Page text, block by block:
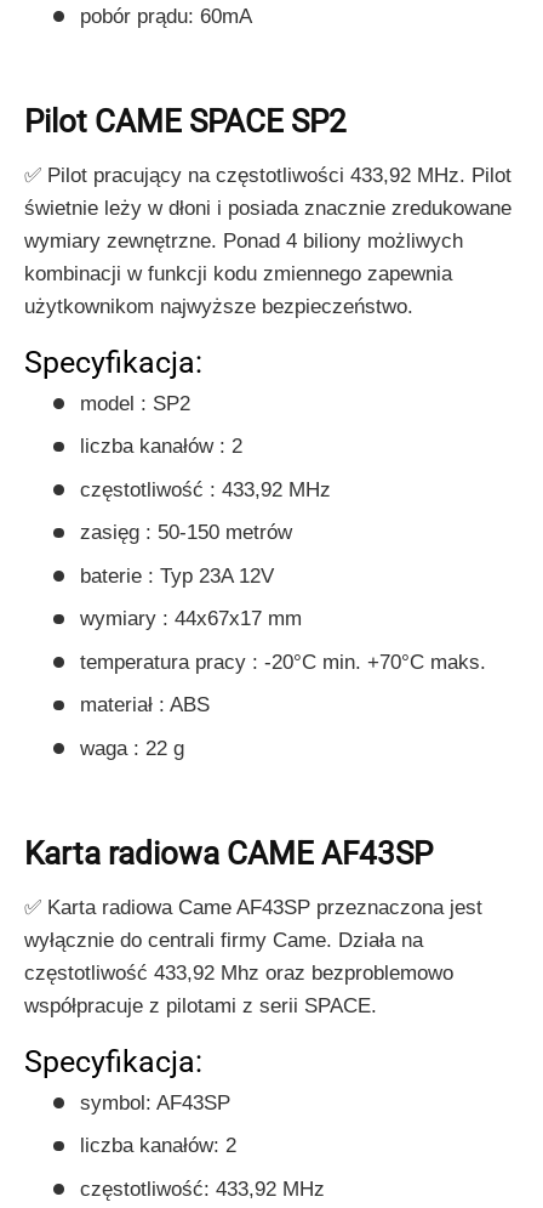
pobór prądu: 60mA
Pilot CAME SPACE SP2
✅ Pilot pracujący na częstotliwości 433,92 MHz. Pilot
świetnie leży w dłoni i posiada znacznie zredukowane
wymiary zewnętrzne. Ponad 4 biliony możliwych
kombinacji w funkcji kodu zmiennego zapewnia
użytkownikom najwyższe bezpieczeństwo.
Specyfikacja:
model : SP2
liczba kanałów : 2
częstotliwość : 433,92 MHz
zasięg : 50-150 metrów
baterie : Typ 23A 12V
wymiary : 44x67x17 mm
temperatura pracy : -20°C min. +70°C maks.
materiał : ABS
waga : 22 g
Karta radiowa CAME AF43SP
✅ Karta radiowa Came AF43SP przeznaczona jest
wyłącznie do centrali firmy Came. Działa na
częstotliwość 433,92 Mhz oraz bezproblemowo
współpracuje z pilotami z serii SPACE.
Specyfikacja:
symbol: AF43SP
liczba kanałów: 2
częstotliwość: 433,92 MHz